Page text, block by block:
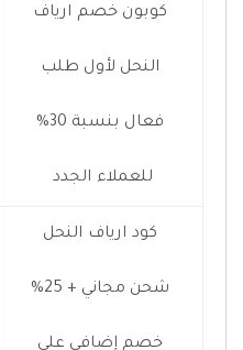
كوبون خصم ارياف
النحل لأول طلب
فعال بنسبة 30%
للعملاء الجدد
كود ارياف النحل
شحن مجاني + 25%
خصم إضافي على